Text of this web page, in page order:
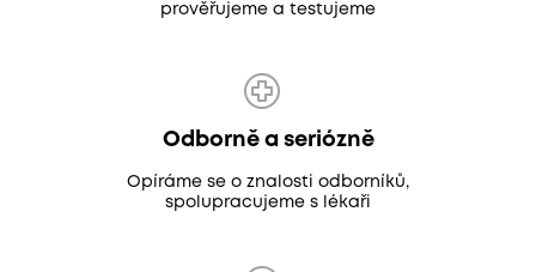
prověřujeme a testujeme
Odborně a seriózně
Opíráme se o znalosti odborníků,
spolupracujeme s lékaři